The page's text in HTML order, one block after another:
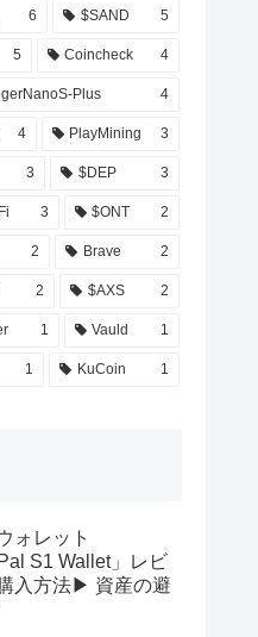
6 $SAND 5
5 Coincheck 4
Plus 4
4 PlayMining 3
3 $DEP 3
3 $ONT 2
2 Brave 2
2 $AXS 2
1 Vauld 1
1 KuCoin 1
ォレット
S1 Wallet」レビ
入方法▶ 資産の避